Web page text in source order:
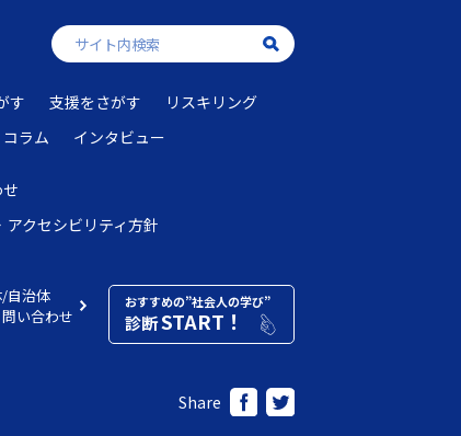
す 支援をさがす
リスキリング
コラム インタビュー
アクセシビリティ方針
自治体
い合わせ
おすすめの”社会人の学び”
診断START！
Share